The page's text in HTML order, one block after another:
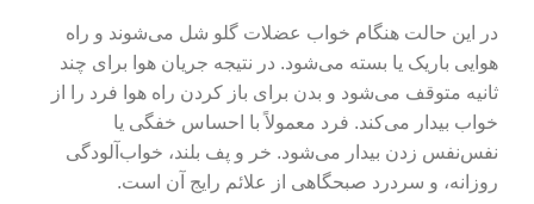
در این حالت هنگام خواب عضلات گلو شل می‌شوند و راه
هوایی باریک یا بسته می‌شود. در نتیجه جریان هوا برای چند
ثانیه متوقف می‌شود و بدن برای باز کردن راه هوا فرد را از
خواب بیدار می‌کند. فرد معمولاً با احساس خفگی یا
نفس‌نفس زدن بیدار می‌شود. خر و پف بلند، خواب‌آلودگی
روزانه، و سردرد صبحگاهی از علائم رایج آن است.